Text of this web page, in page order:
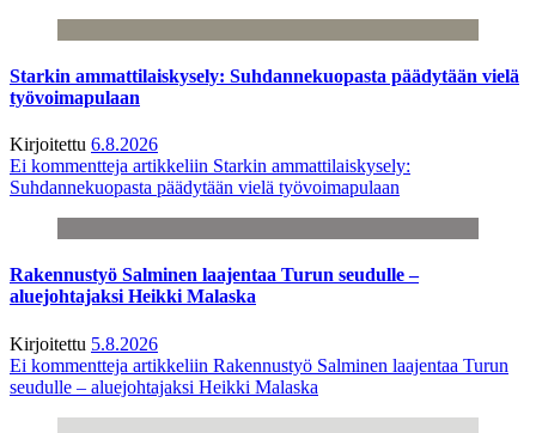
Starkin ammattilaiskysely: Suhdannekuopasta päädytään vielä
työvoimapulaan
Kirjoitettu 6.8.2026
Ei kommentteja artikkeliin Starkin ammattilaiskysely:
Suhdannekuopasta päädytään vielä työvoimapulaan
Rakennustyö Salminen laajentaa Turun seudulle –
aluejohtajaksi Heikki Malaska
Kirjoitettu 5.8.2026
Ei kommentteja artikkeliin Rakennustyö Salminen laajentaa Turun
seudulle – aluejohtajaksi Heikki Malaska